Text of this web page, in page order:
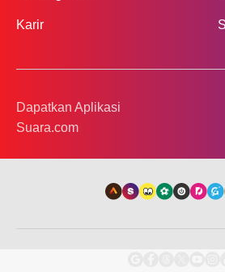
Karir
Dapatkan Aplikasi
Suara.com